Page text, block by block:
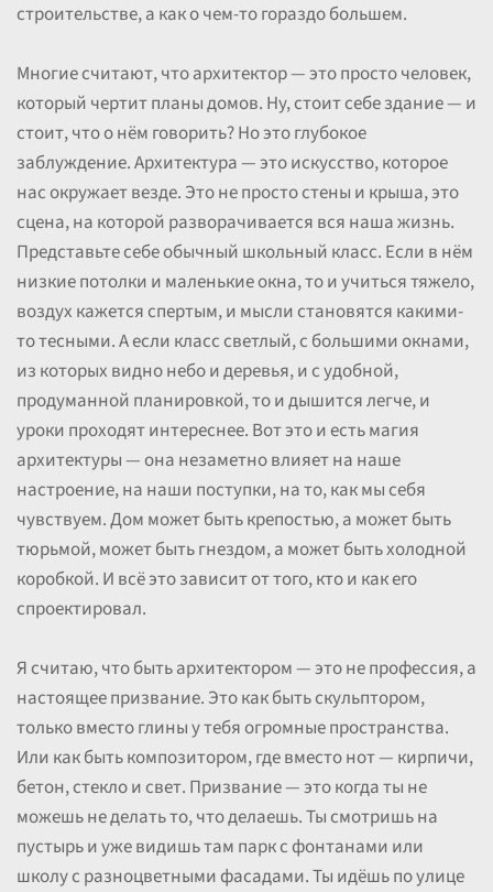
строительстве, а как о чем-то гораздо большем.
Многие считают, что архитектор — это просто человек,
который чертит планы домов. Ну, стоит себе здание — и
стоит, что о нём говорить? Но это глубокое
заблуждение. Архитектура — это искусство, которое
нас окружает везде. Это не просто стены и крыша, это
сцена, на которой разворачивается вся наша жизнь.
Представьте себе обычный школьный класс. Если в нём
низкие потолки и маленькие окна, то и учиться тяжело,
воздух кажется спертым, и мысли становятся какими-
то тесными. А если класс светлый, с большими окнами,
из которых видно небо и деревья, и с удобной,
продуманной планировкой, то и дышится легче, и
уроки проходят интереснее. Вот это и есть магия
архитектуры — она незаметно влияет на наше
настроение, на наши поступки, на то, как мы себя
чувствуем. Дом может быть крепостью, а может быть
тюрьмой, может быть гнездом, а может быть холодной
коробкой. И всё это зависит от того, кто и как его
спроектировал.
Я считаю, что быть архитектором — это не профессия, а
настоящее призвание. Это как быть скульптором,
только вместо глины у тебя огромные пространства.
Или как быть композитором, где вместо нот — кирпичи,
бетон, стекло и свет. Призвание — это когда ты не
можешь не делать то, что делаешь. Ты смотришь на
пустырь и уже видишь там парк с фонтанами или
школу с разноцветными фасадами. Ты идёшь по улице